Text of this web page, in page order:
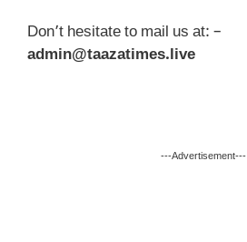
Don’t hesitate to mail us at: –
admin@taazatimes.live
---Advertisement---